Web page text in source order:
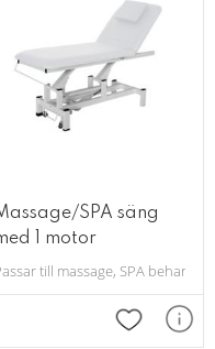
och sänkning.
SPA säng
1 motor
till massage, SPA
Lägg till i